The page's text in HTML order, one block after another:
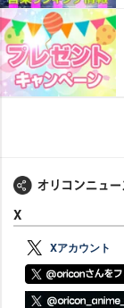
X
Xアカウント